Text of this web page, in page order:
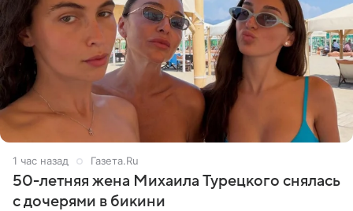
1 час назад Газета.Ru
50-летняя жена Михаила Турецкого снялась
с дочерями в бикини